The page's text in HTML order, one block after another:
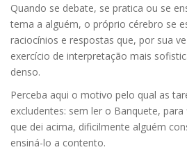
Quando se debate, se pratica ou se
tema a alguém, o próprio cérebro se
raciocínios e respostas que, por sua
exercício de interpretação mais
denso.
Perceba aqui o motivo pelo qual as
excludentes: sem ler o Banquete,
que dei acima, dificilmente alguém
ensiná-lo a contento.